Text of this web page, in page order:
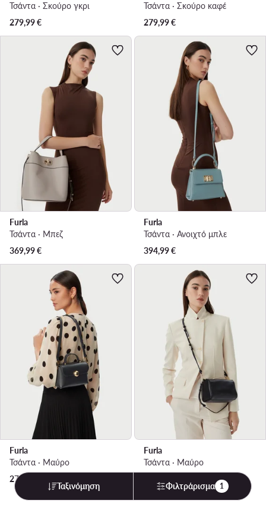
Τσάντα · Σκούρο γκρι
279,99€
Τσάντα · Σκούρο καφέ
279,99€
Furla
Τσάντα · Μπεζ
369,99€
Furla
Τσάντα · Ανοιχτό μπλε
394,99€
Furla
Τσάντα · Μαύρο
279,99
Furla
Τσάντα · Μαύρο
Ταξινόμηση Φιλτράρισμα 1